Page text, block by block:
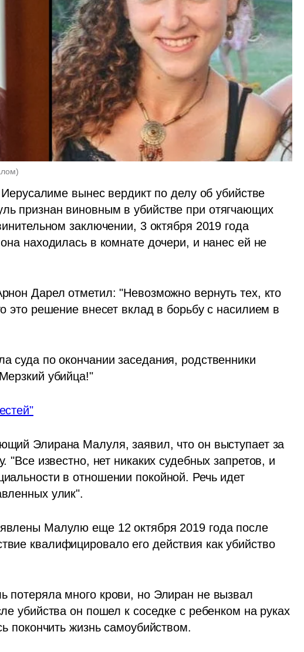
)
вынес вердикт по делу об убийстве
признан виновным в убийстве при отягчающих
заключении, 3 октября 2019 года
находилась в комнате дочери, и нанес ей не
Дарел отметил: "Невозможно вернуть тех, кто
решение внесет вклад в борьбу с насилием в
суда по окончании заседания, родственники
убийца!"
Элирана Малуля, заявил, что он выступает за
"Все известно, нет никаких судебных запретов, и
в отношении покойной. Речь идет
улик".
Малулю еще 12 октября 2019 года после
квалифицировало его действия как убийство
потеряла много крови, но Элиран не вызвал
убийства он пошел к соседке с ребенком на руках
покончить жизнь самоубийством.